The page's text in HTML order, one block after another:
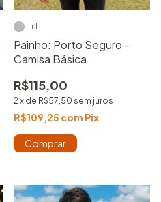
Painho: Porto Seguro -
Camisa Básica
R$115,00
2 x de R$57,50 sem juros
R$109,25 com Pix
+1
Comprar